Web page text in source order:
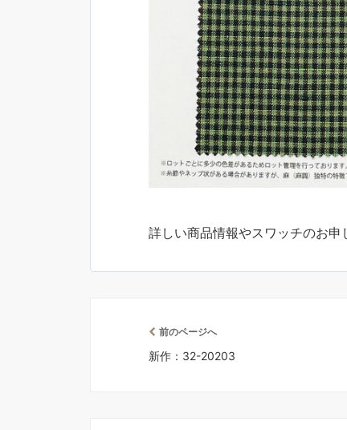
詳しい商品情報やスワッチのお申
前のページへ
新作：32-20203